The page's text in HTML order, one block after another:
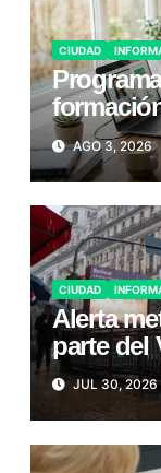
CIUDAD
AGO 3, 2026
CIUDAD
Alerta
parte del
JUL 30, 2026